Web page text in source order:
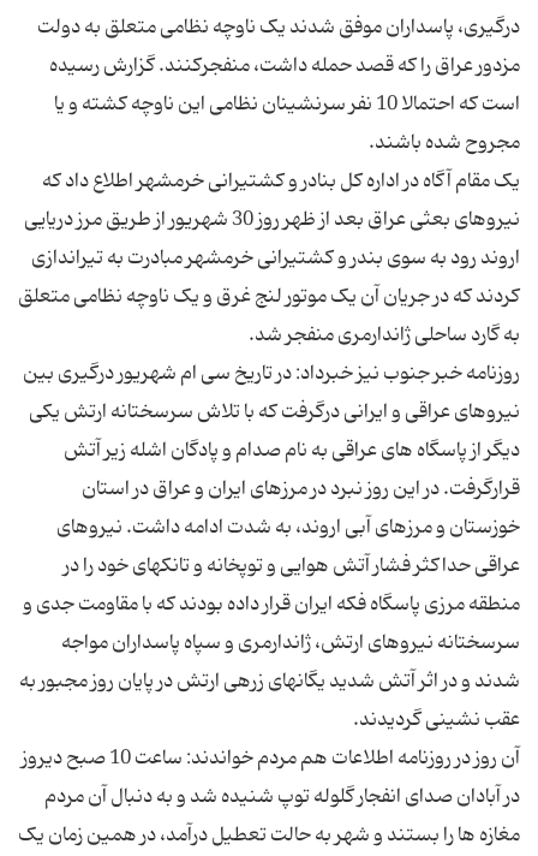
درگیری، پاسداران موفق شدند یک ناوچه نظامی متعلق به دولت
مزدور عراق را که قصد حمله داشت، منفجرکنند. گزارش رسیده
است که احتمالا 10 نفر سرنشینان نظامی این ناوچه کشته و یا
یک مقام آگاه در اداره کل بنادر و کشتیرانی خرمشهر اطلاع داد که
نیروهای بعثی عراق بعد از ظهر روز 30 شهریور از طریق مرز دریایی
اروند رود به سوی بندر و کشتیرانی خرمشهر مبادرت به تیراندازی
کردند که در جریان آن یک موتور لنج غرق و یک ناوچه نظامی متعلق
روزنامه خبر جنوب نیز خبرداد: در تاریخ سی ام شهریور درگیری بین
نیروهای عراقی و ایرانی درگرفت که با تلاش سرسختانه ارتش یکی
دیگر از پاسگاه های عراقی به نام صدام و پادگان اشله زیر آتش
قرارگرفت. در این روز نبرد در مرزهای ایران و عراق در استان
خوزستان و مرزهای آبی اروند، به شدت ادامه داشت. نیروهای
عراقی حداکثر فشار آتش هوایی و توپخانه و تانکهای خود را در
منطقه مرزی پاسگاه فکه ایران قرار داده بودند که با مقاومت جدی و
سرسختانه نیروهای ارتش، ژاندارمری و سپاه پاسداران مواجه
شدند و در اثر آتش شدید یگانهای زرهی ارتش در پایان روز مجبور به
آن روز در روزنامه اطلاعات هم مردم خواندند: ساعت 10 صبح دیروز
در آبادان صدای انفجار گلوله توپ شنیده شد و به دنبال آن مردم
مغازه ها را بستند و شهر به حالت تعطیل درآمد، در همین زمان یک